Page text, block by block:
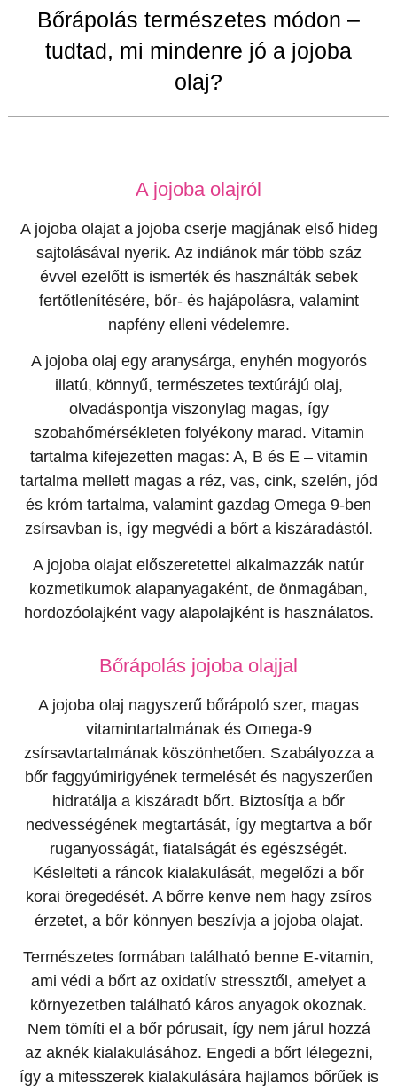
Bőrápolás természetes módon –
tudtad, mi mindenre jó a jojoba
olaj?
A jojoba olajról
A jojoba olajat a jojoba cserje magjának első hideg
sajtolásával nyerik. Az indiánok már több száz
évvel ezelőtt is ismerték és használták sebek
fertőtlenítésére, bőr- és hajápolásra, valamint
napfény elleni védelemre.
A jojoba olaj egy aranysárga, enyhén mogyorós
illatú, könnyű, természetes textúrájú olaj,
olvadáspontja viszonylag magas, így
szobahőmérsékleten folyékony marad. Vitamin
tartalma kifejezetten magas: A, B és E – vitamin
tartalma mellett magas a réz, vas, cink, szelén, jód
és króm tartalma, valamint gazdag Omega 9-ben
zsírsavban is, így megvédi a bőrt a kiszáradástól.
A jojoba olajat előszeretettel alkalmazzák natúr
kozmetikumok alapanyagaként, de önmagában,
hordozóolajként vagy alapolajként is használatos.
Bőrápolás jojoba olajjal
A jojoba olaj nagyszerű bőrápoló szer, magas
vitamintartalmának és Omega-9
zsírsavtartalmának köszönhetően. Szabályozza a
bőr faggyúmirigyének termelését és nagyszerűen
hidratálja a kiszáradt bőrt. Biztosítja a bőr
nedvességének megtartását, így megtartva a bőr
ruganyosságát, fiatalságát és egészségét.
Késlelteti a ráncok kialakulását, megelőzi a bőr
korai öregedését. A bőrre kenve nem hagy zsíros
érzetet, a bőr könnyen beszívja a jojoba olajat.
Természetes formában található benne E-vitamin,
ami védi a bőrt az oxidatív stressztől, amelyet a
környezetben található káros anyagok okoznak.
Nem tömíti el a bőr pórusait, így nem járul hozzá
az aknék kialakulásához. Engedi a bőrt lélegezni,
így a mitesszerek kialakulására hajlamos bőrűek is